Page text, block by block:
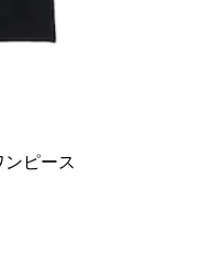
ピース